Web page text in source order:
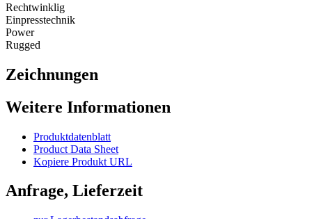
Rechtwinklig
Einpresstechnik
Power
Rugged
Zeichnungen
Weitere Informationen
Produktdatenblatt
Product Data Sheet
Kopiere Produkt URL
Anfrage, Lieferzeit